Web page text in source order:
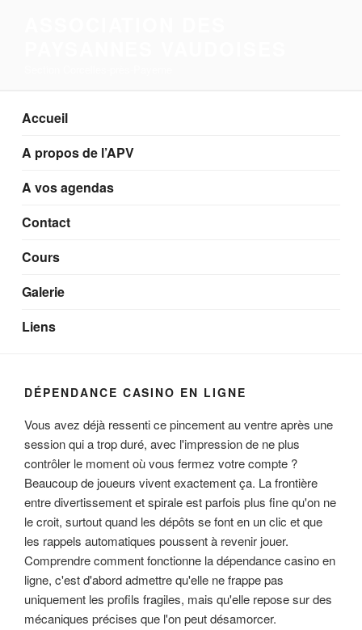
Accueil
A propos de l’APV
A vos agendas
Contact
Cours
Galerie
Liens
DÉPENDANCE CASINO EN LIGNE
Vous avez déjà ressenti ce pincement au ventre après une
session qui a trop duré, avec l'impression de ne plus
contrôler le moment où vous fermez votre compte ?
Beaucoup de joueurs vivent exactement ça. La frontière
entre divertissement et spirale est parfois plus fine qu'on ne
le croit, surtout quand les dépôts se font en un clic et que
les rappels automatiques poussent à revenir jouer.
Comprendre comment fonctionne la dépendance casino en
ligne, c'est d'abord admettre qu'elle ne frappe pas
uniquement les profils fragiles, mais qu'elle repose sur des
mécaniques précises que l'on peut désamorcer.